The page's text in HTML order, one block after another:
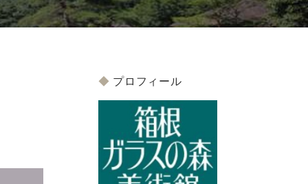
プロフィール